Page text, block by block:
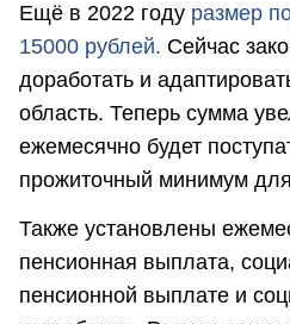
Ещё в 2022 году размер
15000 рублей. Сейчас
доработать и
область. Теперь сумма
ежемесячно будет
прожиточный минимум
Также установлены
пенсионная выплата,
пенсионной выплате и